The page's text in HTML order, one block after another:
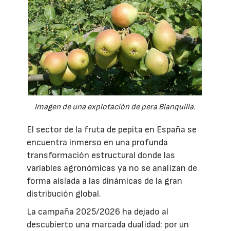
Imagen de una explotación de pera Blanquilla.
El sector de la fruta de pepita en España se
encuentra inmerso en una profunda
transformación estructural donde las
variables agronómicas ya no se analizan de
forma aislada a las dinámicas de la gran
distribución global.
La campaña 2025/2026 ha dejado al
descubierto una marcada dualidad: por un